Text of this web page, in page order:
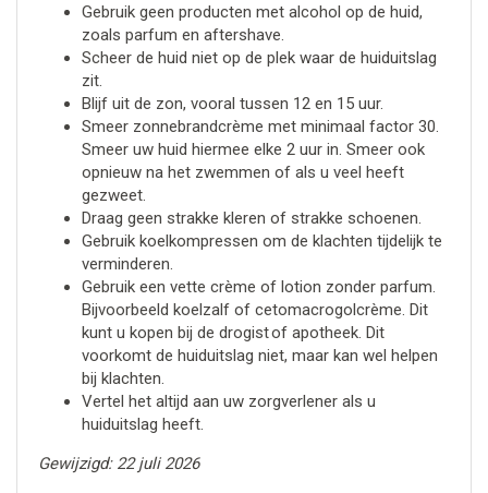
Gebruik geen producten met alcohol op de huid,
zoals parfum en aftershave.
Scheer de huid niet op de plek waar de huiduitslag
zit.
Blijf uit de zon, vooral tussen 12 en 15 uur.
Smeer zonnebrandcrème met minimaal factor 30.
Smeer uw huid hiermee elke 2 uur in. Smeer ook
opnieuw na het zwemmen of als u veel heeft
gezweet.
Draag geen strakke kleren of strakke schoenen.
Gebruik koelkompressen om de klachten tijdelijk te
verminderen.
Gebruik een vette crème of lotion zonder parfum.
Bijvoorbeeld koelzalf of cetomacrogolcrème. Dit
kunt u kopen bij de drogist of apotheek. Dit
voorkomt de huiduitslag niet, maar kan wel helpen
bij klachten.
Vertel het altijd aan uw zorgverlener als u
huiduitslag heeft.
Gewijzigd: 22 juli 2026